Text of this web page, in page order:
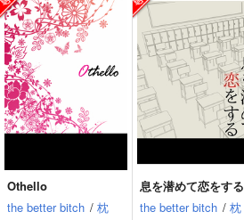
Othello
the better bitch / 枕
息を潜めて恋をする
the better bitch / 枕